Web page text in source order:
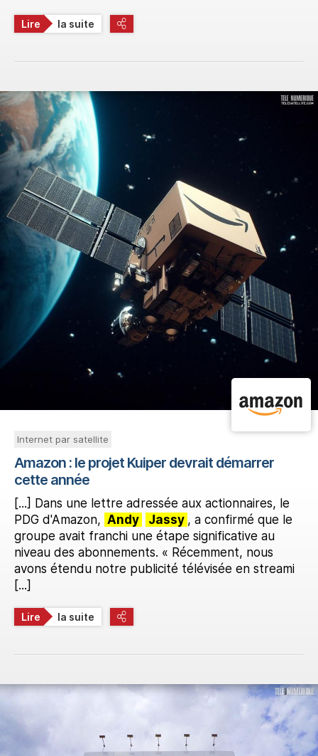
Lire la suite
Internet par satellite
Amazon : le projet Kuiper devrait démarrer
cette année
[...] Dans une lettre adressée aux actionnaires, le
PDG d'Amazon, Andy Jassy , a confirmé que le
groupe avait franchi une étape significative au
niveau des abonnements. « Récemment, nous
avons étendu notre publicité télévisée en streami
[...]
Lire la suite